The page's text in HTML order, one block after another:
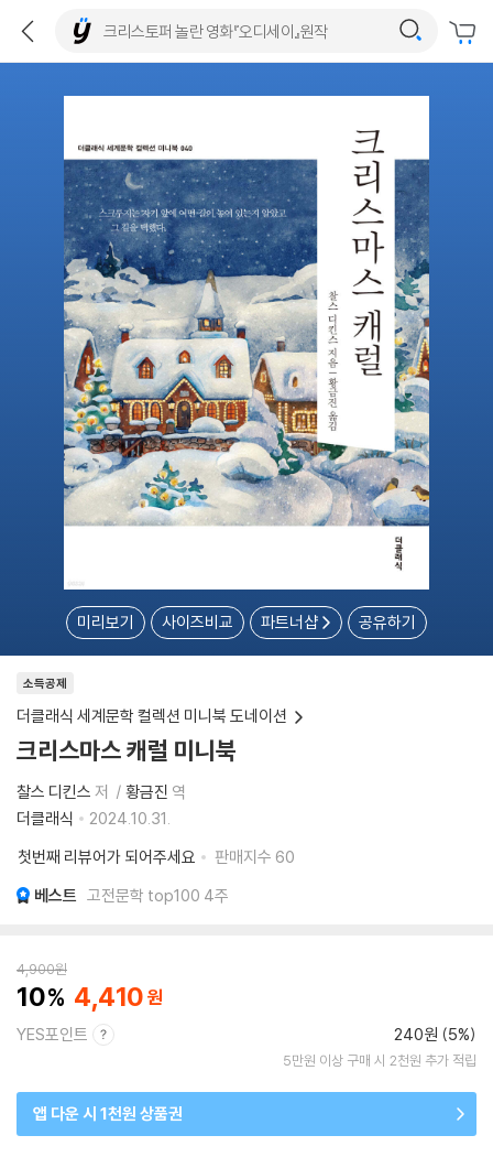
미리보기 사이즈비교 파트너샵 공유하기
소득공제
더클래식 세계문학 컬렉션 미니북 도네이션
크리스마스 캐럴 미니북
찰스 디킨스 저 황금진 역
더클래식
2024.10.31.
첫번째 리뷰어가 되어주세요
판매지수 60
베스트 고전문학 top100 4주
4,900원
10 4,410
YES포인트 240원 (5%)
5만원 이상 구매 시 2천원 추가 적립
앱 다운 시 1천원 상품권